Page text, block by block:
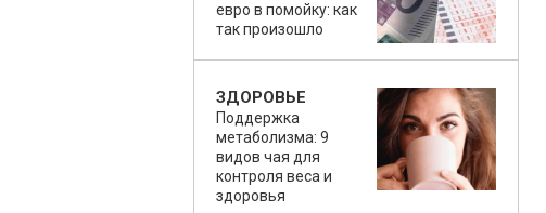
евро в помойку: как
так произошло
ЗДОРОВЬЕ
Поддержка
метаболизма: 9
видов чая для
контроля веса и
здоровья